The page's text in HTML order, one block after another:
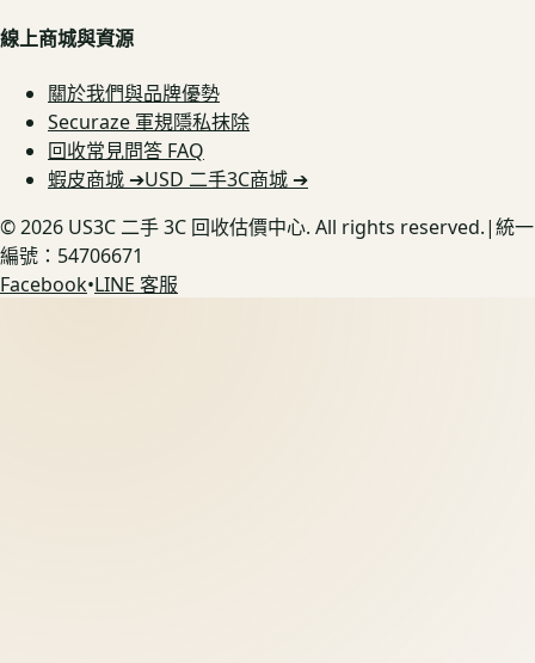
線上商城與資源
關於我們與品牌優勢
Securaze 軍規隱私抹除
回收常見問答 FAQ
蝦皮商城 ➔USD 二手3C商城 ➔
©2026 US3C 二手 3C 回收估價中心. All rights reserved.|統一
編號：54706671
Facebook•LINE 客服